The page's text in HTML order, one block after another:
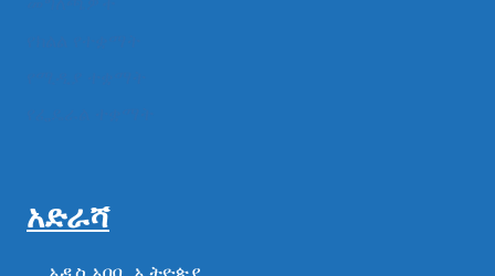
አድራሻ